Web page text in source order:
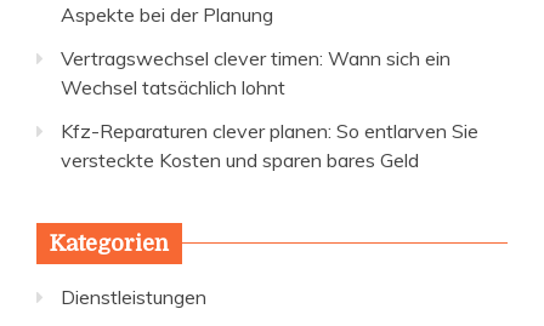
Aspekte bei der Planung
Vertragswechsel clever timen: Wann sich ein
Wechsel tatsächlich lohnt
Kfz-Reparaturen clever planen: So entlarven Sie
versteckte Kosten und sparen bares Geld
Kategorien
Dienstleistungen